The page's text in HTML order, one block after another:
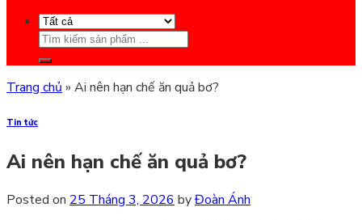
Search
for:
Trang chủ » Ai nên hạn chế ăn quả bơ?
Tin tức
Ai nên hạn chế ăn quả bơ?
Posted on 25 Tháng 3, 2026 byĐoàn Ánh